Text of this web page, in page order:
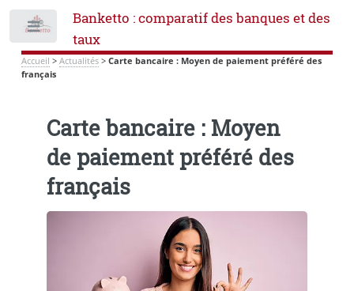
Banketto : comparatif des banques et des
taux
Accueil > Actualités> Carte bancaire : Moyen de paiement préféré des
français
Carte bancaire : Moyen
de paiement préféré des
français